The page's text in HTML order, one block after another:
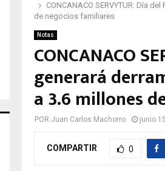
CONCANACO SERVYTUR: Día
de negocios familiares
Notas
CONCANACO
generará
a 3.6 millones
POR Juan Carlos Machorro junio
COMPARTIR 0